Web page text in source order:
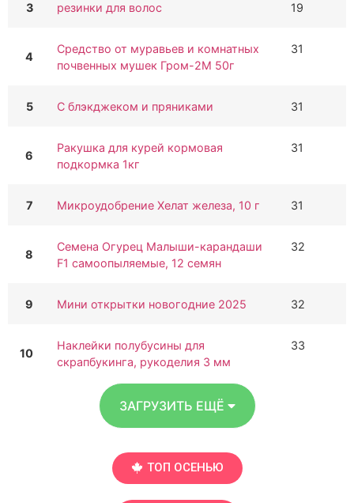
3 резинки для волос 19
4
Средство от муравьев и комнатных
почвенных мушек Гром-2М 50г
31
5 С блэкджеком и пряниками 31
6
Ракушка для курей кормовая
подкормка 1кг
31
7 Микроудобрение Хелат железа, 10 г 31
8
Семена Огурец Малыши-карандаши
F1 самоопыляемые, 12 семян
32
9 Мини открытки новогодние 2025 32
10
Наклейки полубусины для
скрапбукинга, рукоделия 3 мм
33
ЗАГРУЗИТЬ ЕЩЁ
ТОП ОСЕНЬЮ